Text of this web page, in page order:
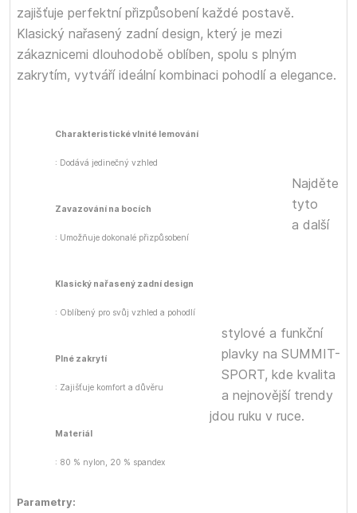
zajišťuje perfektní přizpůsobení každé postavě.
Klasický nařasený zadní design, který je mezi
zákaznicemi dlouhodobě oblíben, spolu s plným
zakrytím, vytváří ideální kombinaci pohodlí a elegance.
Charakteristické vlnité lemování
: Dodává jedinečný vzhled
Zavazování na bocích
: Umožňuje dokonalé přizpůsobení
Klasický nařasený zadní design
: Oblíbený pro svůj vzhled a pohodlí
Plné zakrytí
: Zajišťuje komfort a důvěru
Materiál
: 80 % nylon, 20 % spandex
Najděte
tyto
a další
stylové a funkční
plavky na SUMMIT-
SPORT, kde kvalita
a nejnovější trendy
jdou ruku v ruce.
Parametry: